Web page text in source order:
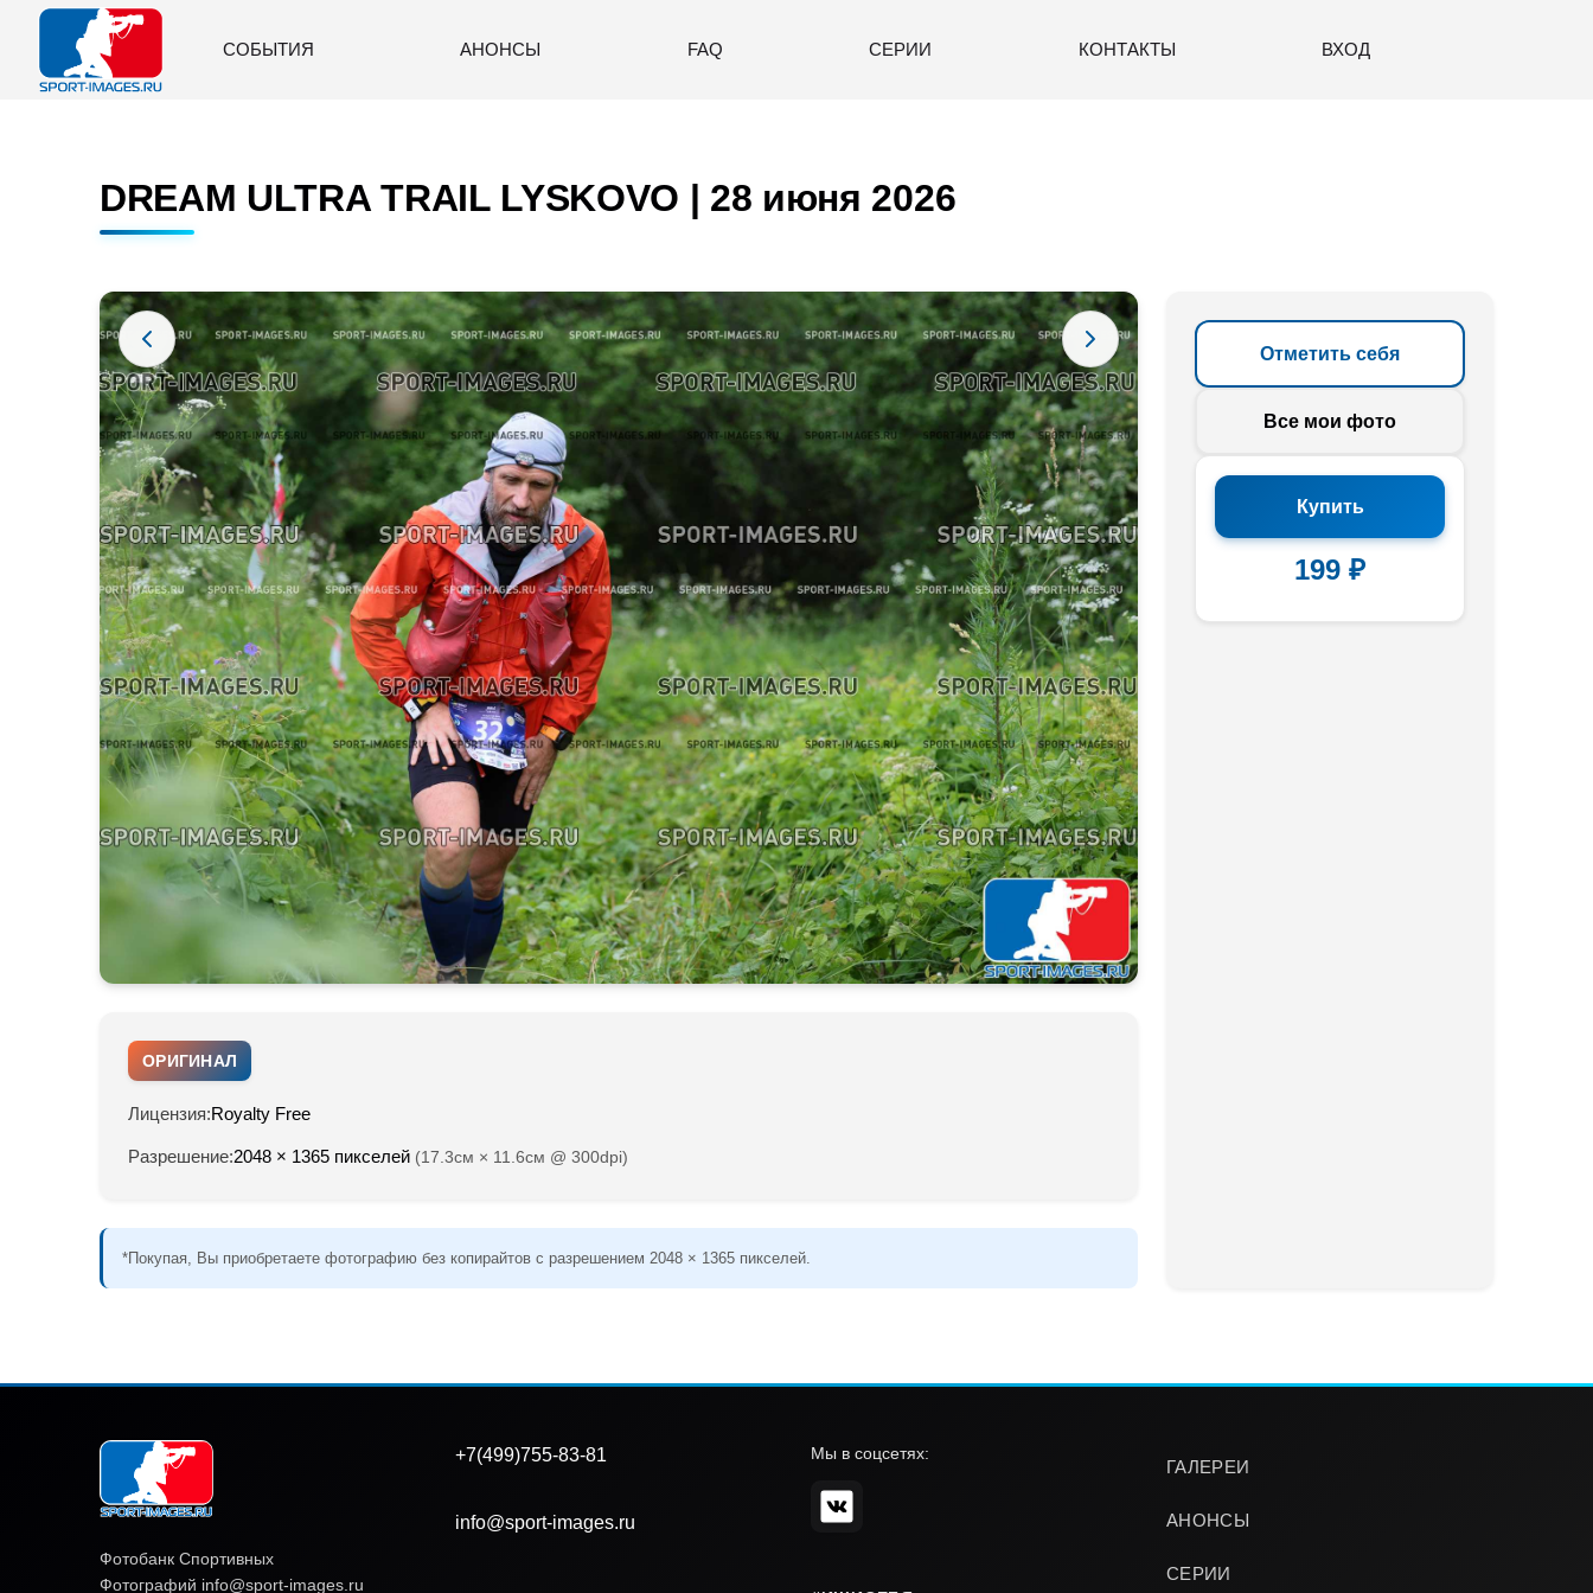
СОБЫТИЯ АНОНСЫ FAQ СЕРИИ КОНТАКТЫ ВХОД
DREAM ULTRA TRAIL LYSKOVO | 28 июня 2026
ОРИГИНАЛ
Лицензия:Royalty Free
Разрешение:2048 × 1365 пикселей (17.3см × 11.6см @ 300dpi)
*Покупая, Вы приобретаете фотографию без копирайтов с разрешением 2048 × 1365 пикселей.
Отметить себя
Все мои фото
Купить
199 ₽
Фотобанк Спортивных
Фотографий info@sport-images.ru
ГАЛЕРЕИ
АНОНСЫ
СЕРИИ
+7(499)755-83-81
info@sport-images.ru
Мы в соцсетях: